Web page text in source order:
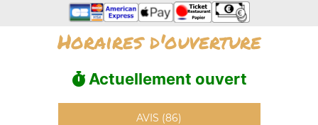
Horaires d'ouverture
Actuellement ouvert
AVIS (86)